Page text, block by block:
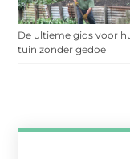
De ultieme gids voor
tuin zonder gedoe